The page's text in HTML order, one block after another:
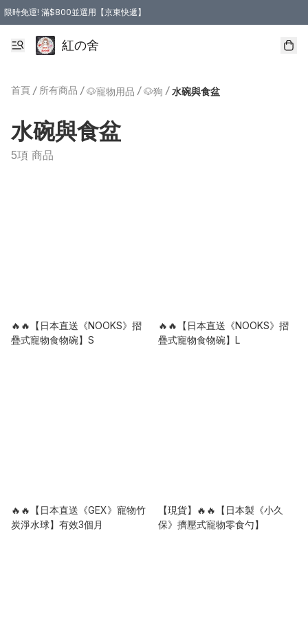
限時免運! 滿$800並選用【京東快遞】
紅の舍
首頁 / 所有商品 / 🐶寵物用品 / 🐶狗 / 水碗與食盆
水碗與食盆
5項 商品
🔥🔥【日本直送《NOOKS》摺
疊式寵物食物碗】S
🔥🔥【日本直送《NOOKS》摺
疊式寵物食物碗】L
🔥🔥【日本直送《GEX》寵物竹
炭淨水球】有效3個月
【現貨】🔥🔥【日本製《小久
保》擠壓式寵物零食勺】